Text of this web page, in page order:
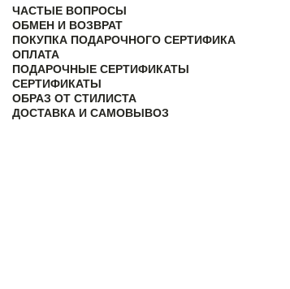
ЧАСТЫЕ ВОПРОСЫ
ОБМЕН И ВОЗВРАТ
ПОКУПКА ПОДАРОЧНОГО СЕРТИФИКА
ОПЛАТА
ПОДАРОЧНЫЕ СЕРТИФИКАТЫ
СЕРТИФИКАТЫ
ОБРАЗ ОТ СТИЛИСТА
ДОСТАВКА И САМОВЫВОЗ